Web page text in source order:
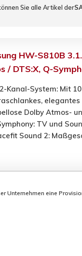
Sie alle Artikel der
HW-S810B
/ DTS:X, Q-
Kanal-System: Mit
Dolby Atmos-
TV und
Sound 2:
Unternehmen eine